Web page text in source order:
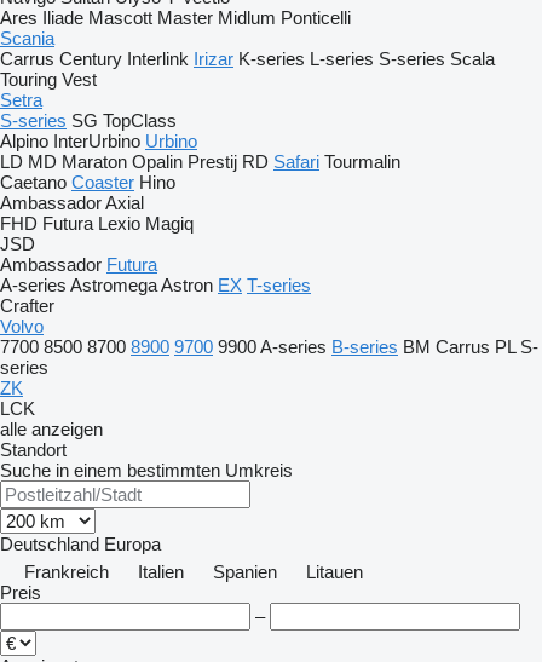
Ares Iliade Mascott Master Midlum Ponticelli
Scania
Carrus Century Interlink Irizar K-series L-series S-series Scala
Touring Vest
Setra
S-series SG TopClass
Alpino InterUrbino Urbino
LD MD Maraton Opalin Prestij RD Safari Tourmalin
Caetano Coaster Hino
AmbassadorAxial
FHD Futura Lexio Magiq
JSD
Ambassador Futura
A-series AstromegaAstron EX T-series
Crafter
Volvo
7700 8500 8700 8900 9700 9900A-series B-series BM Carrus PL S-
series
ZK
LCK
alle anzeigen
Standort
Suche in einem bestimmten Umkreis
Deutschland Europa
Frankreich
Italien Spanien
Litauen
Preis
–